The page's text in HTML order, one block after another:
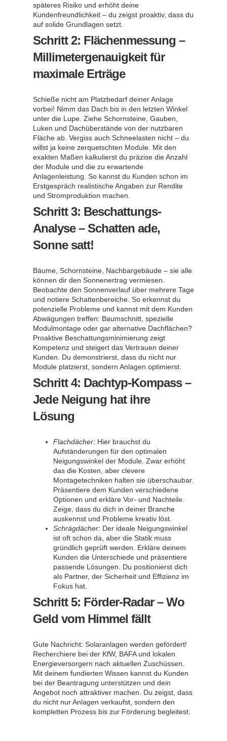
späteres Risiko und erhöht deine
Kundenfreundlichkeit – du zeigst proaktiv, dass du
auf solide Grundlagen setzt.
Schritt 2: Flächenmessung –
Millimetergenauigkeit für
maximale Erträge
Schieße nicht am Platzbedarf deiner Anlage
vorbei! Nimm das Dach bis in den letzten Winkel
unter die Lupe. Ziehe Schornsteine, Gauben,
Luken und Dachüberstände von der nutzbaren
Fläche ab. Vergiss auch Schneelasten nicht – du
willst ja keine zerquetschten Module. Mit den
exakten Maßen kalkulierst du präzise die Anzahl
der Module und die zu erwartende
Anlagenleistung. So kannst du Kunden schon im
Erstgespräch realistische Angaben zur Rendite
und Stromproduktion machen.
Schritt 3: Beschattungs-
Analyse – Schatten ade,
Sonne satt!
Bäume, Schornsteine, Nachbargebäude – sie alle
können dir den Sonnenertrag vermiesen.
Beobachte den Sonnenverlauf über mehrere Tage
und notiere Schattenbereiche. So erkennst du
potenzielle Probleme und kannst mit dem Kunden
Abwägungen treffen: Baumschnitt, spezielle
Modulmontage oder gar alternative Dachflächen?
Proaktive Beschattungsminimierung zeigt
Kompetenz und steigert das Vertrauen deiner
Kunden. Du demonstrierst, dass du nicht nur
Module platzierst, sondern Anlagen optimierst.
Schritt 4: Dachtyp-Kompass –
Jede Neigung hat ihre
Lösung
Flachdächer: Hier brauchst du
Aufständerungen für den optimalen
Neigungswinkel der Module. Zwar erhöht
das die Kosten, aber clevere
Montagetechniken halten sie überschaubar.
Präsentiere dem Kunden verschiedene
Optionen und erkläre Vor- und Nachteile.
Zeige, dass du dich in deiner Branche
auskennst und Probleme kreativ löst.
Schrägdächer: Der ideale Neigungswinkel
ist oft schon da, aber die Statik muss
gründlich geprüft werden. Erkläre deinem
Kunden die Unterschiede und präsentiere
passende Lösungen. Du positionierst dich
als Partner, der Sicherheit und Effizienz im
Fokus hat.
Schritt 5: Förder-Radar – Wo
Geld vom Himmel fällt
Gute Nachricht: Solaranlagen werden gefördert!
Recherchiere bei der KfW, BAFA und lokalen
Energieversorgern nach aktuellen Zuschüssen.
Mit deinem fundierten Wissen kannst du Kunden
bei der Beantragung unterstützen und dein
Angebot noch attraktiver machen. Du zeigst, dass
du nicht nur Anlagen verkaufst, sondern den
kompletten Prozess bis zur Förderung begleitest.